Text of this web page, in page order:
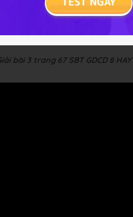
nhận biết hành vi vi phạm
bài 3 trang 67 SBT GDCD 8